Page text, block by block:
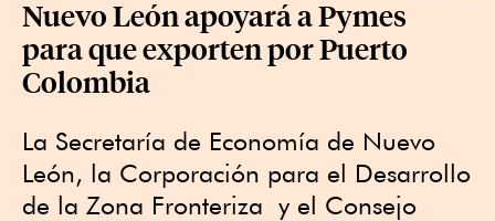
Nuevo León apoyará a Pymes
para que exporten por Puerto
Colombia
La Secretaría de Economía de Nuevo
León, la Corporación para el Desarrollo
de la Zona Fronteriza y el Consejo